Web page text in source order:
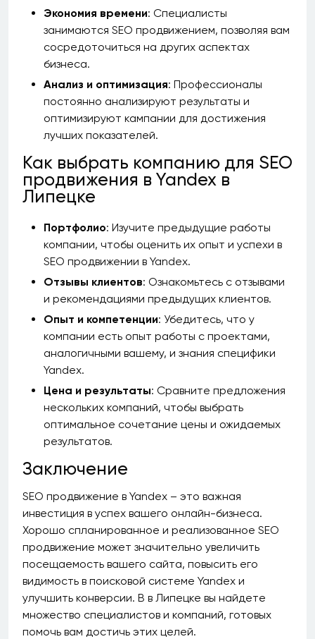
Экономия времени: Специалисты
занимаются SEO продвижением, позволяя вам
сосредоточиться на других аспектах
бизнеса.
Анализ и оптимизация: Профессионалы
постоянно анализируют результаты и
оптимизируют кампании для достижения
лучших показателей.
Как выбрать компанию для SEO
продвижения в Yandex в
Липецке
Портфолио: Изучите предыдущие работы
компании, чтобы оценить их опыт и успехи в
SEO продвижении в Yandex.
Отзывы клиентов: Ознакомьтесь с отзывами
и рекомендациями предыдущих клиентов.
Опыт и компетенции: Убедитесь, что у
компании есть опыт работы с проектами,
аналогичными вашему, и знания специфики
Yandex.
Цена и результаты: Сравните предложения
нескольких компаний, чтобы выбрать
оптимальное сочетание цены и ожидаемых
результатов.
Заключение
SEO продвижение в Yandex – это важная
инвестиция в успех вашего онлайн-бизнеса.
Хорошо спланированное и реализованное SEO
продвижение может значительно увеличить
посещаемость вашего сайта, повысить его
видимость в поисковой системе Yandex и
улучшить конверсии. В в Липецке вы найдете
множество специалистов и компаний, готовых
помочь вам достичь этих целей.